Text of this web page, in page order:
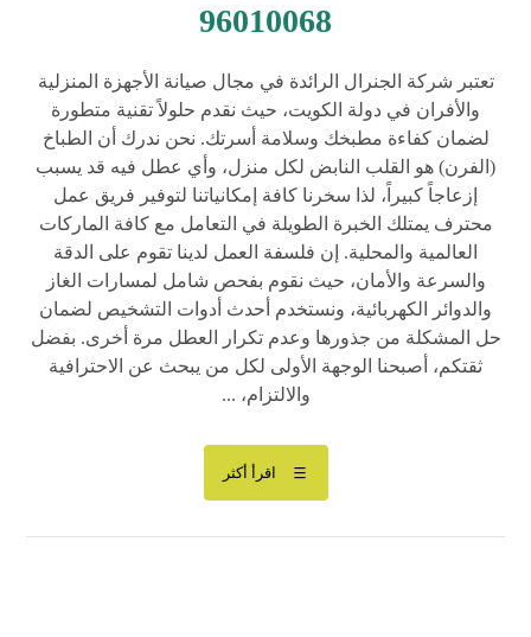
96010068
تعتبر شركة الجنرال الرائدة في مجال صيانة الأجهزة المنزلية
والأفران في دولة الكويت، حيث نقدم حلولاً تقنية متطورة
لضمان كفاءة مطبخك وسلامة أسرتك. نحن ندرك أن الطباخ
(الفرن) هو القلب النابض لكل منزل، وأي عطل فيه قد يسبب
إزعاجاً كبيراً، لذا سخرنا كافة إمكانياتنا لتوفير فريق عمل
محترف يمتلك الخبرة الطويلة في التعامل مع كافة الماركات
العالمية والمحلية. إن فلسفة العمل لدينا تقوم على الدقة
والسرعة والأمان، حيث نقوم بفحص شامل لمسارات الغاز
والدوائر الكهربائية، ونستخدم أحدث أدوات التشخيص لضمان
حل المشكلة من جذورها وعدم تكرار العطل مرة أخرى. بفضل
ثقتكم، أصبحنا الوجهة الأولى لكل من يبحث عن الاحترافية
والالتزام، ...
اقرأ أكثر